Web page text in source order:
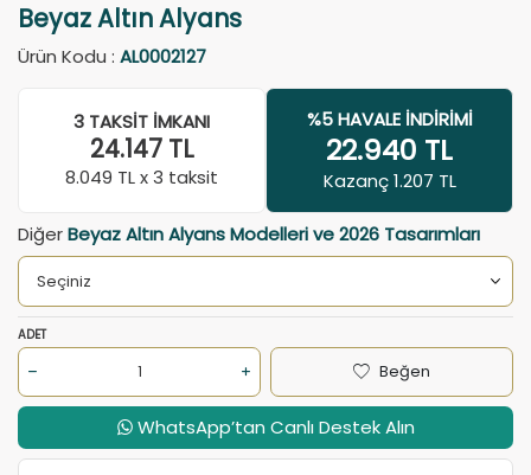
Beyaz Altın Alyans
Ürün Kodu : AL0002127
3 TAKSIT İMKANI
24.147TL
8.049 TL x 3 taksit
%5 HAVALE İNDIRIMI
22.940 TL
Kazanç 1.207 TL
DiğerBeyaz Altın Alyans Modelleri ve 2026 Tasarımları
ADET
Beğen
WhatsApp’tan Canlı Destek Alın